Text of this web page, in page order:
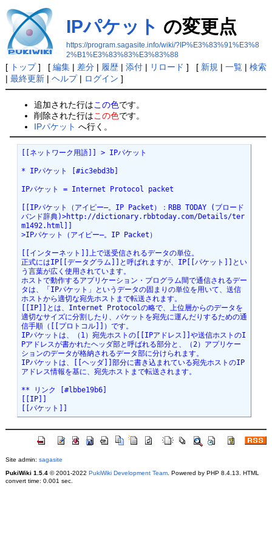
IPパケット の変更点
https://program.sagasite.info/wiki/?IP%E3%83%91%E3%8
2%B1%E3%83%83%E3%83%88
[ トップ] [ 編集| 差分| 履歴| 添付| リロード ] [ 新規 | 一覧| 検索
| 最終更新| ヘルプ| ログイン ]
追加された行はこの色です。
削除された行はこの色です。
IPパケット へ行く。
[[ネットワーク用語]] > IPパケット
* IPパケット [#ic3ebd3b]
IPパケット = Internet Protocol packet
[[IPパケット（アイピー―。IP Packet）：RBB TODAY (ブロード
バンド辞典)>http://dictionary.rbbtoday.com/Details/ter
m1492.html]]
>IPパケット（アイピー―。IP Packet）
[[インターネット]]上で送受信されるデータの単位。
正式にはIP[[データグラム]]と呼ばれますが、IP[[パケット]]とい
う言葉が広く使用されています。
ホストで動作するアプリケーション・プログラム間で通信されるデー
タは、「IPパケット」というデータの固まりの単位を用いて、送信
ホストから適切な宛先ホストまで転送されます。
[[IP]]とは、Internet Protocolの略で、上位層からのデータを
適切なサイズに分割したり、パケットを宛先に運んだりするための通
信手順（[[プロトコル]]）です。
IPパケットは、（1）宛先ホストの[[IPアドレス]]や送信ホストのI
Pアドレスが書かれたヘッダ部と呼ばれる部分と、（2）アプリケー
ションのデータが格納されるデータ部に分けられます。
IPパケットは、[[ヘッダ]]部分に書き込まれている宛先ホストのIP
アドレス情報を基に、宛先ホストまで転送されます。
** リンク [#lbbe19b6]
[[IP]]
[[パケット]]
Site admin: sagasite
PukiWiki 1.5.4© 2001-2022 PukiWiki Development Team. Powered by PHP 8.4.13. HTML
convert time: 0.001 sec.